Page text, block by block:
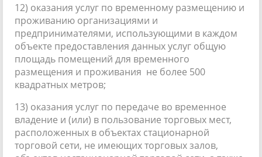
12) оказания услуг по временному размещению и
проживанию организациями и
предпринимателями, использующими в каждом
объекте предоставления данных услуг общую
площадь помещений для временного
размещения и проживания не более 500
квадратных метров;
13) оказания услуг по передаче во временное
владение и (или) в пользование торговых мест,
расположенных в объектах стационарной
торговой сети, не имеющих торговых залов,